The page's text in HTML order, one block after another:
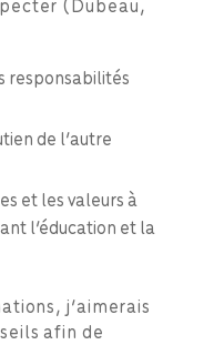
responsabilités
de l’autre
et les valeurs à
l’éducation et la
j’aimerais
afin de